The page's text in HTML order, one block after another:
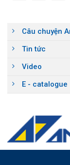
Câu chuyện
Tin tức
Video
E - catalogue